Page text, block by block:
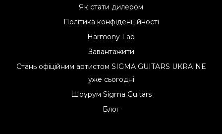
Як стати дилером
Політика конфіденційності
Harmony Lab
Завантажити
Стань офіційним артистом SIGMA GUITARS UKRAINE
уже сьогодні
Шоурум Sigma Guitars
Блог